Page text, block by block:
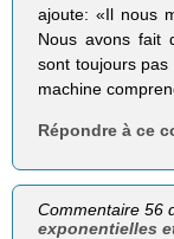
ajoute: «Il nous
Nous avons fait
sont toujours
machine
Répondre à ce
Commentaire 56
exponentielles